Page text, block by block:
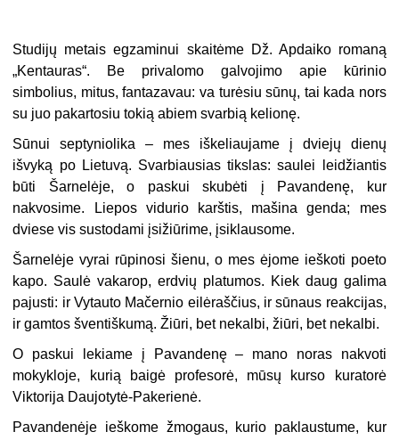
Studijų metais egzaminui skaitėme Dž. Apdaiko romaną
„Kentauras“. Be privalomo galvojimo apie kūrinio
simbolius, mitus, fantazavau: va turėsiu sūnų, tai kada nors
su juo pakartosiu tokią abiem svarbią kelionę.
Sūnui septyniolika – mes iškeliaujame į dviejų dienų
išvyką po Lietuvą. Svarbiausias tikslas: saulei leidžiantis
būti Šarnelėje, o paskui skubėti į Pavandenę, kur
nakvosime. Liepos vidurio karštis, mašina genda; mes
dviese vis sustodami įsižiūrime, įsiklausome.
Šarnelėje vyrai rūpinosi šienu, o mes ėjome ieškoti poeto
kapo. Saulė vakarop, erdvių platumos. Kiek daug galima
pajusti: ir Vytauto Mačernio eilėraščius, ir sūnaus reakcijas,
ir gamtos šventiškumą. Žiūri, bet nekalbi, žiūri, bet nekalbi.
O paskui lekiame į Pavandenę – mano noras nakvoti
mokykloje, kurią baigė profesorė, mūsų kurso kuratorė
Viktorija Daujotytė-Pakerienė.
Pavandenėje ieškome žmogaus, kurio paklaustume, kur